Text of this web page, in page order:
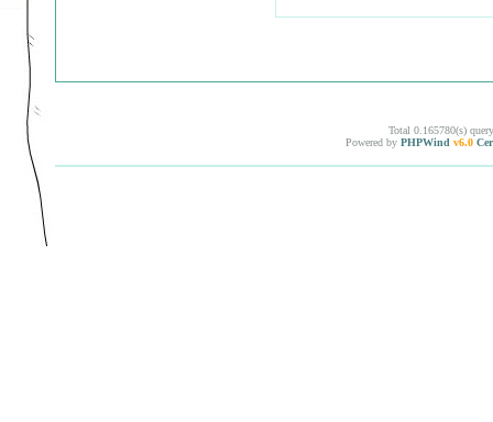
Total 0.165780(s)
Powered by PHPWind v6.0